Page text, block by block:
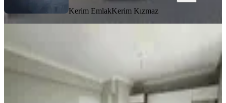
Kerim EmlakKerim Kızmaz
Ayvacık, Gökçetepe Mahallesi
·05.08.2026